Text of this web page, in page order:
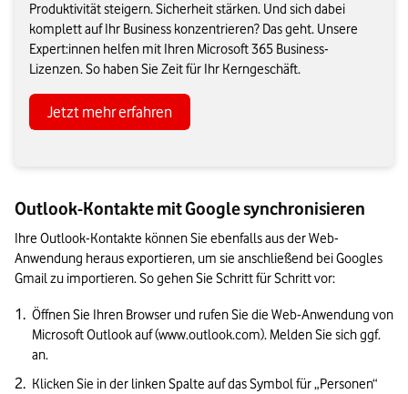
Produktivität steigern. Sicherheit stärken. Und sich dabei
komplett auf Ihr Business konzentrieren? Das geht. Unsere
Expert:innen helfen mit Ihren Microsoft 365 Business-
Lizenzen. So haben Sie Zeit für Ihr Kerngeschäft.
Jetzt mehr erfahren
Outlook-Kontakte mit Google synchronisieren
Ihre Outlook-Kontakte können Sie ebenfalls aus der Web-
Anwendung heraus exportieren, um sie anschließend bei Googles
Gmail zu importieren. So gehen Sie Schritt für Schritt vor:
Öffnen Sie Ihren Browser und rufen Sie die Web-Anwendung von
Microsoft Outlook auf (www.outlook.com). Melden Sie sich ggf.
an.
Klicken Sie in der linken Spalte auf das Symbol für „Personen“